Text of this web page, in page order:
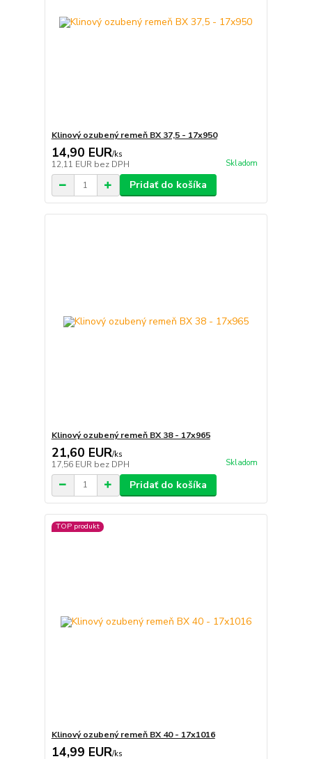
Klinový ozubený remeň BX 37,5 - 17x950
14,90 EUR/ks
12,11 EUR bez DPH Skladom
Pridať do košíka
Klinový ozubený remeň BX 38 - 17x965
21,60 EUR/ks
17,56 EUR bez DPH Skladom
Pridať do košíka
TOP produkt
Klinový ozubený remeň BX 40 - 17x1016
14,99 EUR/ks